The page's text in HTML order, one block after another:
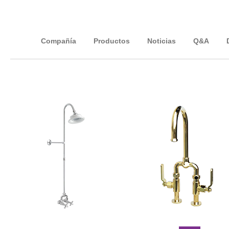
Compañía Productos Noticias Q&A